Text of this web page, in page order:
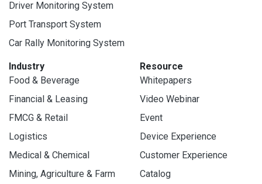
Driver Monitoring System
Port Transport System
Car Rally Monitoring System
Industry
Food & Beverage
Financial & Leasing
FMCG & Retail
Logistics
Medical & Chemical
Mining, Agriculture & Farm
Resource
Whitepapers
Video Webinar
Event
Device Experience
Customer Experience
Catalog